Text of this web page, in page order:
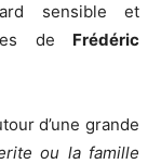
sensible et
de Frédéric
d’une grande
ou la famille